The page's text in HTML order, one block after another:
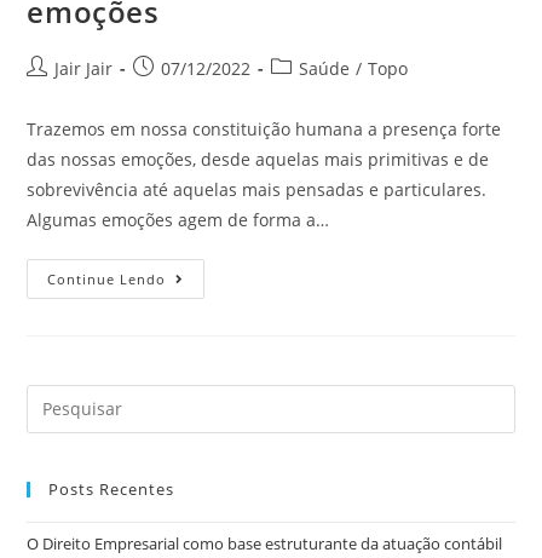
emoções
Jair Jair 07/12/2022 Saúde / Topo
Trazemos em nossa constituição humana a presença forte
das nossas emoções, desde aquelas mais primitivas e de
sobrevivência até aquelas mais pensadas e particulares.
Algumas emoções agem de forma a…
Continue Lendo
Posts Recentes
O Direito Empresarial como base estruturante da atuação contábil